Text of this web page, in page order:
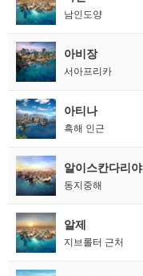
남인도양
아비장
서아프리카
아티나
흑해 인근
알이스칸다리야
동지중해
알제
지브롤터 근처